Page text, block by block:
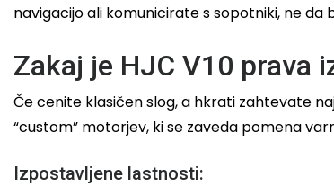
navigacijo ali komunicirate s sopotniki, ne
Zakaj je HJC V10 prava
Če cenite klasičen slog, a hkrati zahtevate
“custom” motorjev, ki se zaveda pomena
Izpostavljene lastnosti: